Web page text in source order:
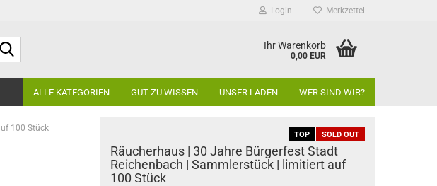
Login Merkzettel
Ihr Warenkorb
0,00 EUR
ALLE KATEGORIEN GUT ZU WISSEN UNSER LADEN WER SIND WIR?
100 Stück
TOP SOLD OUT
Räucherhaus | 30 Jahre Bürgerfest Stadt
Reichenbach | Sammlerstück | limitiert auf
100 Stück